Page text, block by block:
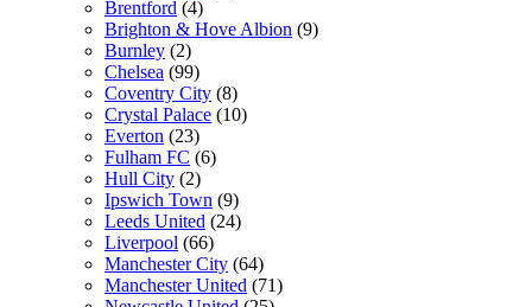
Brentford (4)
Brighton & Hove Albion (9)
Burnley (2)
Chelsea (99)
Coventry City (8)
Crystal Palace (10)
Everton (23)
Fulham FC (6)
Hull City (2)
Ipswich Town (9)
Leeds United (24)
Liverpool (66)
Manchester City (64)
Manchester United (71)